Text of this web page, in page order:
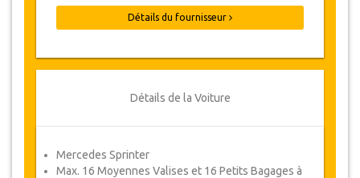
remboursables.
De temps en temps, JazicoWorld peut
ou un remboursement complet.
Une fois votre paiement effectué, vous serez
Détails du fournisseur
Détails de la Voiture
Mercedes Sprinter
Max. 16 Moyennes Valises et 16 Petits Bagages à